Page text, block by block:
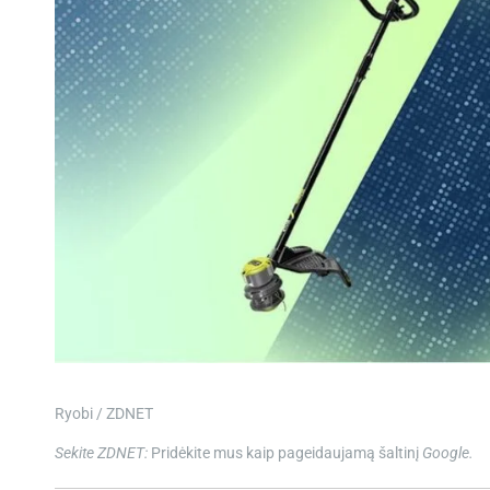
Ryobi / ZDNET
Sekite ZDNET: Pridėkite mus kaip pageidaujamą šaltinį Google.